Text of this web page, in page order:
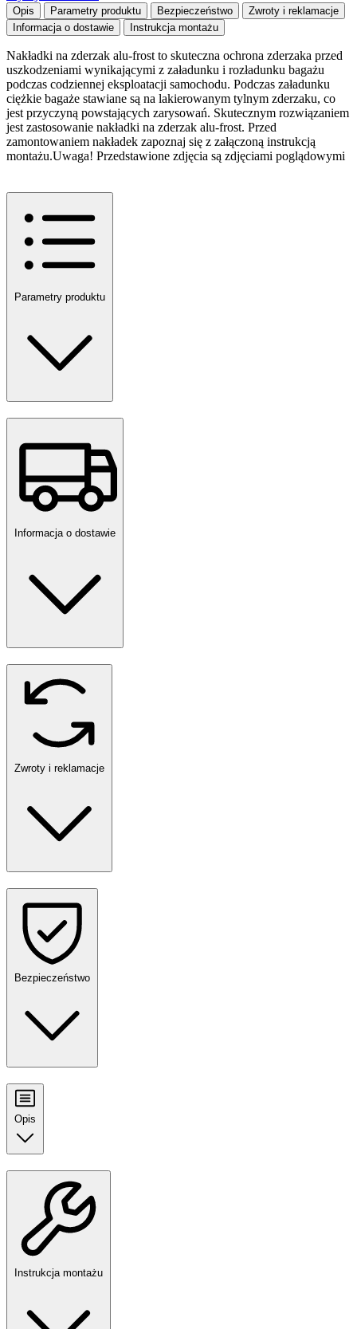
Opis Parametry produktu Bezpieczeństwo
Zwroty i reklamacje
Informacja o dostawie
Instrukcja montażu
Nakładki na zderzak alu-frost to skuteczna ochrona zderzaka przed
uszkodzeniami wynikającymi z załadunku i rozładunku bagażu
podczas codziennej eksploatacji samochodu. Podczas załadunku
ciężkie bagaże stawiane są na lakierowanym tylnym zderzaku, co
jest przyczyną powstających zarysowań. Skutecznym rozwiązaniem
jest zastosowanie nakładki na zderzak alu-frost. Przed
zamontowaniem nakładek zapoznaj się z załączoną instrukcją
montażu.Uwaga! Przedstawione zdjęcia są zdjęciami poglądowymi
Parametry produktu
Informacja o dostawie
Zwroty i reklamacje
Bezpieczeństwo
Opis
Instrukcja montażu